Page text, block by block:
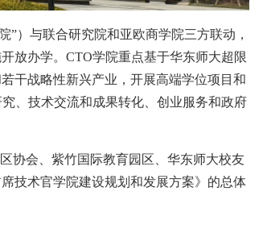
”）与联合研究院和亚欧商学院三方联动，
放办学。 CTO学院重点基于华东师大超限
干战略性新兴产业，开展高端学位项目和
、技术交流和成果转化、创业服务和政府
协会、紫竹国际教育园区、华东师大校友
技术官学院建设规划和发展方案》的总体